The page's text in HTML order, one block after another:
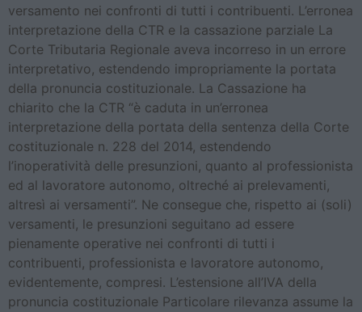
versamento nei confronti di tutti i contribuenti. L’erronea
interpretazione della CTR e la cassazione parziale La
Corte Tributaria Regionale aveva incorreso in un errore
interpretativo, estendendo impropriamente la portata
della pronuncia costituzionale. La Cassazione ha
chiarito che la CTR “è caduta in un’erronea
interpretazione della portata della sentenza della Corte
costituzionale n. 228 del 2014, estendendo
l’inoperatività delle presunzioni, quanto al professionista
ed al lavoratore autonomo, oltreché ai prelevamenti,
altresì ai versamenti”. Ne consegue che, rispetto ai (soli)
versamenti, le presunzioni seguitano ad essere
pienamente operative nei confronti di tutti i
contribuenti, professionista e lavoratore autonomo,
evidentemente, compresi. L’estensione all’IVA della
pronuncia costituzionale Particolare rilevanza assume la